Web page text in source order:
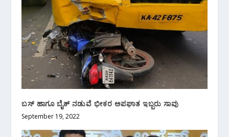
ಬಸ್ ಹಾಗೂ ಬೈಕ್ ನಡುವೆ ಭೀಕರ ಅಪಘಾತ ಇಬ್ಬರು ಸಾವು
September 19, 2022